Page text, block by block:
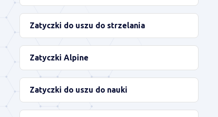
Zatyczki do uszu do strzelania
Zatyczki Alpine
Zatyczki do uszu do nauki